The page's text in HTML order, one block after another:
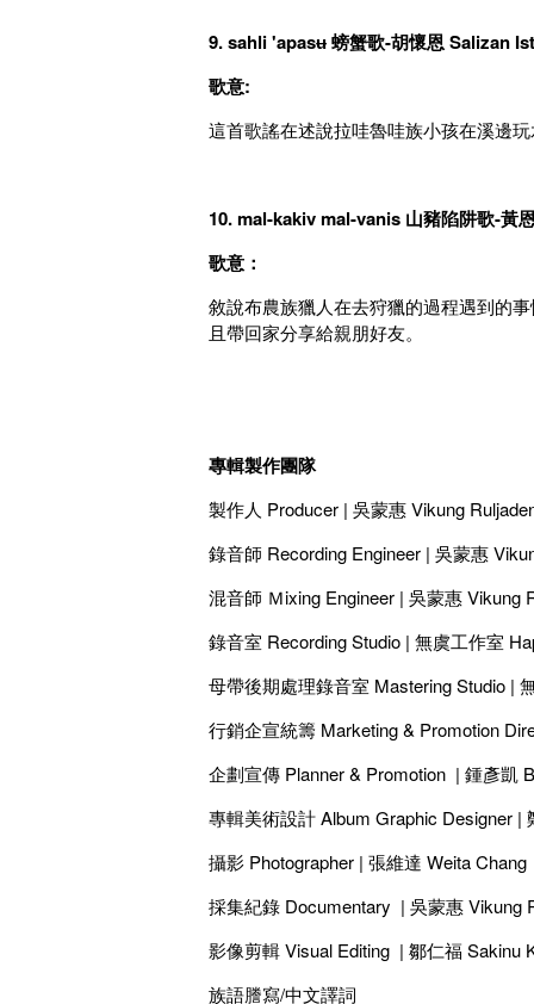
9. sahli 'apasʉ螃蟹歌-胡懷恩 Salizan
歌意:
這首歌謠在述說拉哇魯哇族小孩在溪邊
10. mal-kakiv mal-vanis 山豬陷阱歌-黃
歌意：
敘說布農族獵人在去狩獵的過程遇到的
且帶回家分享給親朋好友。
專輯製作團隊
製作人 Producer | 吳蒙惠 Vikung
錄音師 Recording Engineer | 吳蒙惠
混音師 Ｍixing Engineer | 吳蒙惠 Vikung
錄音室 Recording Studio | 無虞工作室
母帶後期處理錄音室 Mastering Studio |
行銷企宣統籌 Marketing & Promotion
企劃宣傳 Planner & Promotion | 鍾彥凱
專輯美術設計 Album Graphic Designer |
攝影 Photographer | 張維達 Weita Chang
採集紀錄 Documentary | 吳蒙惠 Vikung
影像剪輯 Visual Editing | 鄒仁福 Sakinu
族語謄寫/中文譯詞